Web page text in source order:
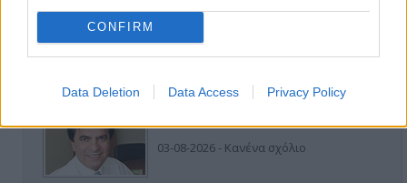
CONFIRM
Data Deletion Data Access Privacy Policy
24-07-2026 - Κανένα σχόλιο
03-08-2026 - Κανένα σχόλιο